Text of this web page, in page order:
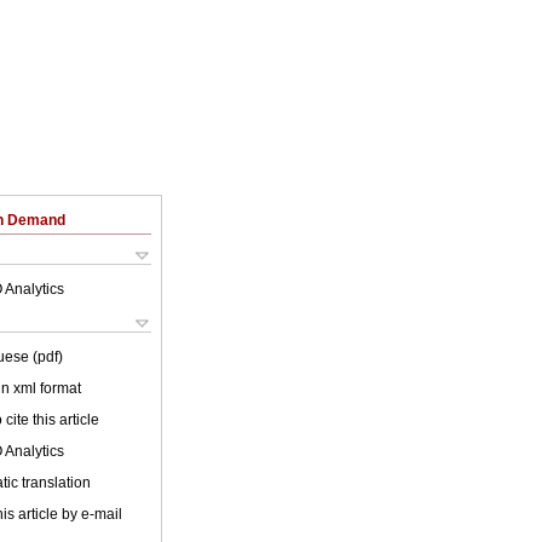
Demand
Analytics
(pdf)
xml format
cite this article
Analytics
translation
article by e-mail